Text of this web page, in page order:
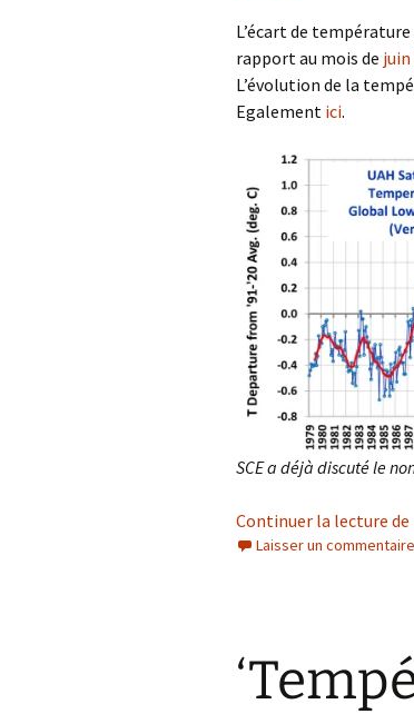
L’écart de
rapport au mois de juin
L’évolution de la
Egalement ici.
SCE a déjà discuté le
Continuer la lecture de
Laisser un commentaire